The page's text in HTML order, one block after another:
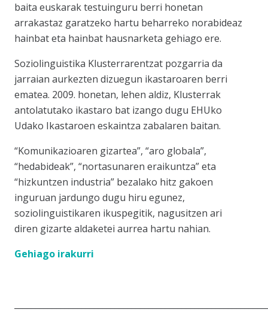
baita euskarak testuinguru berri honetan
arrakastaz garatzeko hartu beharreko norabideaz
hainbat eta hainbat hausnarketa gehiago ere.
Soziolinguistika Klusterrarentzat pozgarria da
jarraian aurkezten dizuegun ikastaroaren berri
ematea. 2009. honetan, lehen aldiz, Klusterrak
antolatutako ikastaro bat izango dugu EHUko
Udako Ikastaroen eskaintza zabalaren baitan.
“Komunikazioaren gizartea”, “aro globala”,
“hedabideak”, “nortasunaren eraikuntza” eta
“hizkuntzen industria” bezalako hitz gakoen
inguruan jardungo dugu hiru egunez,
soziolinguistikaren ikuspegitik, nagusitzen ari
diren gizarte aldaketei aurrea hartu nahian.
Gehiago irakurri